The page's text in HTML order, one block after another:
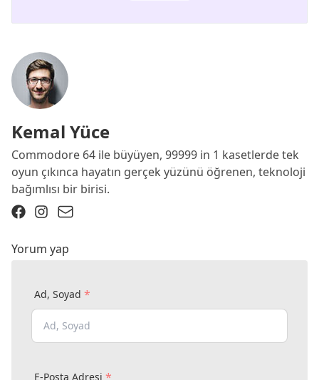
Kemal Yüce
Commodore 64 ile büyüyen, 99999 in 1 kasetlerde tek
oyun çıkınca hayatın gerçek yüzünü öğrenen, teknoloji
bağımlısı bir birisi.
Yorum yap
Ad, Soyad *
E-Posta Adresi